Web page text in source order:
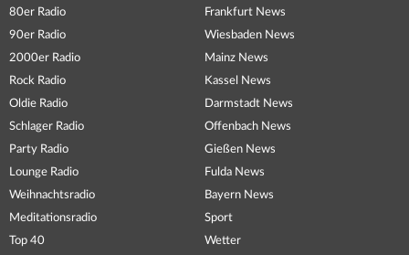
80er Radio
90er Radio
2000er Radio
Rock Radio
Oldie Radio
Schlager Radio
Party Radio
Lounge Radio
Weihnachtsradio
Meditationsradio
Top 40
Frankfurt News
Wiesbaden News
Mainz News
Kassel News
Darmstadt News
Offenbach News
Gießen News
Fulda News
Bayern News
Sport
Wetter